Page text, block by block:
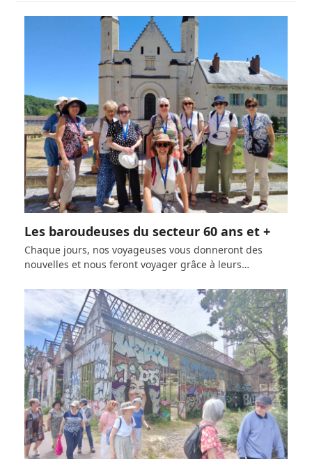
Les baroudeuses du secteur 60 ans et +
Chaque jours, nos voyageuses vous donneront des
nouvelles et nous feront voyager grâce à leurs…